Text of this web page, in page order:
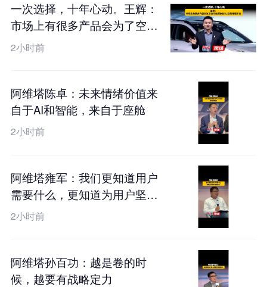
一次选择，十年心动。王辉：
市场上有很多产品会为了空间
去妥协设计，但阿维塔不会
2小时前
阿维塔陈卓：未来情绪价值来
自于AI和智能，来自于座舱
2小时前
阿维塔雍军：我们更知道用户
需要什么，更知道为用户坚守
什么
2小时前
阿维塔孙百功：越是卷的时
候，越要有战略定力